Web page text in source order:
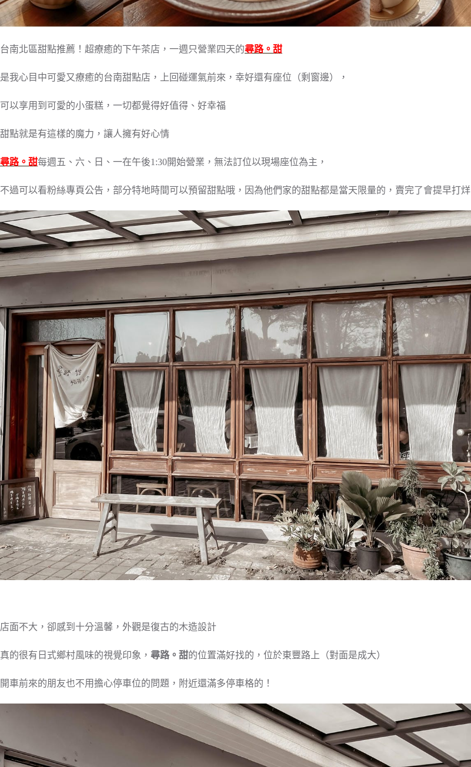
台南北區甜點推薦！超療癒的下午茶店，一週只營業四天的尋路。甜
是我心目中可愛又療癒的台南甜點店，上回碰運氣前來，幸好還有座位（剩窗邊），
可以享用到可愛的小蛋糕，一切都覺得好值得、好幸福
甜點就是有這樣的魔力，讓人擁有好心情
尋路。甜每週五、六、日、一在午後1:30開始營業，無法訂位以現場座位為主，
不過可以看粉絲專頁公告，部分特地時間可以預留甜點哦，因為他們家的甜點都是當天限量的，賣完了會提早打烊
店面不大，卻感到十分溫馨，外觀是復古的木造設計
真的很有日式鄉村風味的視覺印象， 尋路。甜的位置滿好找的，位於東豐路上（對面是成大）
開車前來的朋友也不用擔心停車位的問題，附近還滿多停車格的！